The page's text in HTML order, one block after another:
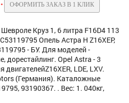
ОФОРМИТЬ ЗАКАЗ В 1 КЛИК
Круз 1, 6 литра F16D4 113
Опель Астра H Z16XEP,
- БУ. Для моделей -
дорестайлинг. Opel Astra - 3
LDE, LXV.
(Германия). Каталожные
93190367. . Вес: 1. 040кг,